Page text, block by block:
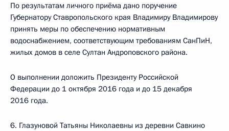
По результатам личного приёма дано поручение
Губернатору Ставропольского края Владимиру Владимирову
принять меры по обеспечению нормативным
водоснабжением, соответствующим требованиям СанПиН,
жилых домов в селе Султан Андроповского района.
О выполнении доложить Президенту Российской
Федерации до 1 октября 2016 года и до 15 декабря
2016 года.
6. Глазуновой Татьяны Николаевны из деревни Савкино